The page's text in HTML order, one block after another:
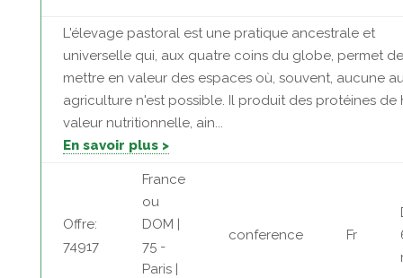
L'élevage pastoral est une pratique ancestrale et
universelle qui, aux quatre coins du globe, permet de
mettre en valeur des espaces où, souvent, aucune
agriculture n'est possible. Il produit des protéines de
valeur nutritionnelle, ain...
En savoir plus >
Offre:
74917
France
ou
DOM |
75 -
Paris |
conference Fr